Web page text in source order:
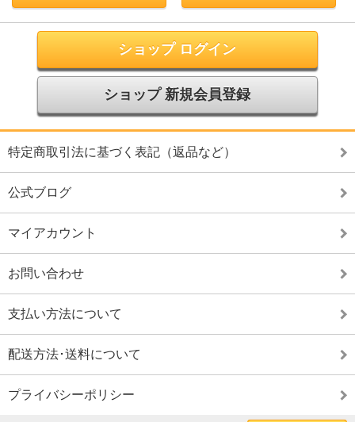
ショップ ログイン
ショップ 新規会員登録
特定商取引法に基づく表記（返品など）
公式ブログ
マイアカウント
お問い合わせ
支払い方法について
配送方法･送料について
プライバシーポリシー